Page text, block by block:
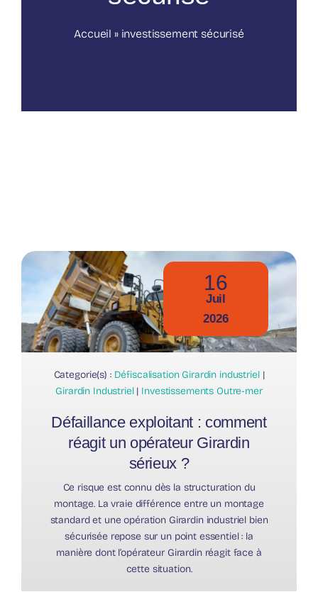
Nos publications
Accueil » investissement sécurisé
16
Juil
2026
Categorie(s) : Défiscalisation Girardin industriel|
Girardin Industriel| Investissements Outre-mer
Défaillance exploitant : comment
réagit un opérateur Girardin
sérieux ?
Ce risque est connu dès la structuration du
montage. La vraie différence entre un montage
standard et une opération Girardin industriel bien
sécurisée repose sur un point essentiel : la
manière dont l’opérateur Girardin réagit face à
cette situation.